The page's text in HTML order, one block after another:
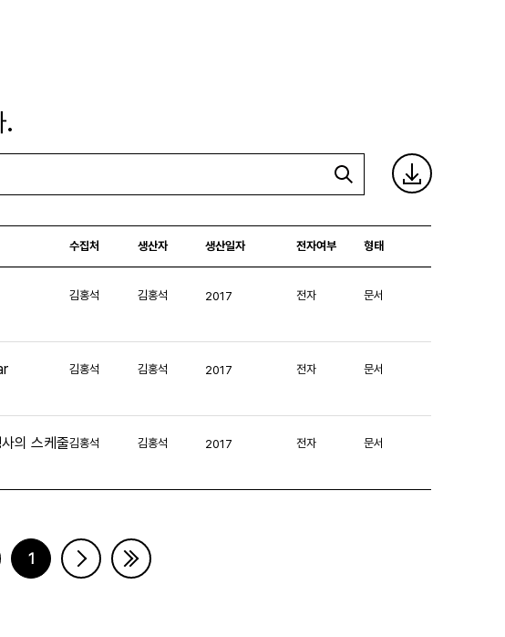
.
수집처 생산자 생산일자 전자여부 형태
김홍석 김홍석 2017 전자 문서
김홍석 김홍석 2017 전자 문서
의 스케줄김홍석 김홍석 2017 전자 문서
1